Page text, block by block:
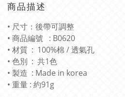
商品描述
• 尺寸：後帶可調整
• 商品編號 : B0620
• 材質 : 100%棉 / 透氣孔
• 色別 : 共1色
• 製造 : Made in korea
• 重量 : 約91g